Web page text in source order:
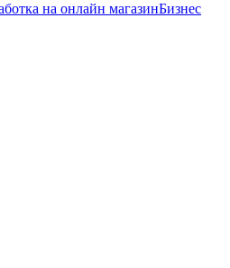
на онлайн магазинБизнес